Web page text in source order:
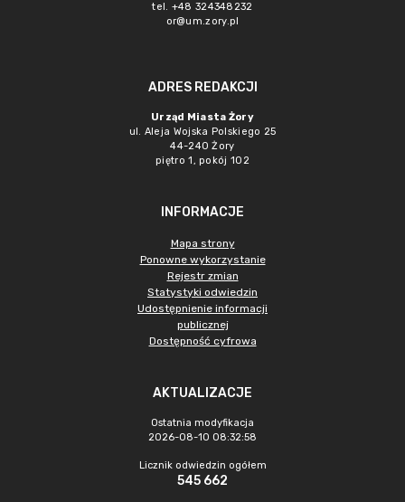
tel. +48 324348232
or@um.zory.pl
ADRES REDAKCJI
Urząd Miasta Żory
ul. Aleja Wojska Polskiego 25
44-240 Żory
piętro 1, pokój 102
INFORMACJE
Mapa strony
Ponowne wykorzystanie
Rejestr zmian
Statystyki odwiedzin
Udostępnienie informacji
publicznej
Dostępność cyfrowa
AKTUALIZACJE
Ostatnia modyfikacja
2026-08-10 08:32:58
Licznik odwiedzin ogółem
545 662